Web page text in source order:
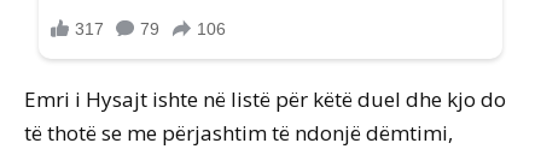
Emri i Hysajt ishte në listë për këtë duel dhe kjo do
të thotë se me përjashtim të ndonjë dëmtimi,